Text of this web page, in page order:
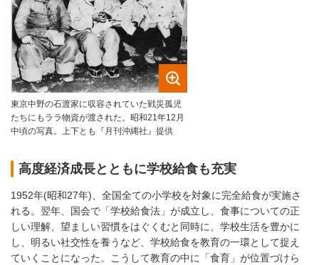
東京中野の石渡家に収容されていた戦災孤児
たちにもララ物資が渡された。昭和21年12月
中頃の写真。上下とも『月刊沖縄社』提供
高度経済成長とともに学校給食も充実
1952年(昭和27年)、全国全ての小学校を対象に完全給食が実施さ
れる。翌年、国会で「学校給食法」が成立し、食事についての正
しい理解、望ましい習慣をはぐくむと同時に、学校生活を豊かに
し、明るい社交性を養うなど、学校給食を教育の一環として捉え
ていくことになった。こうして教育の中に「食育」が位置づけら